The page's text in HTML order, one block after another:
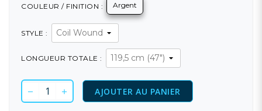
COULEUR / FINITION : Argent
STYLE :
LONGUEUR TOTALE :
AJOUTER AU PANIER